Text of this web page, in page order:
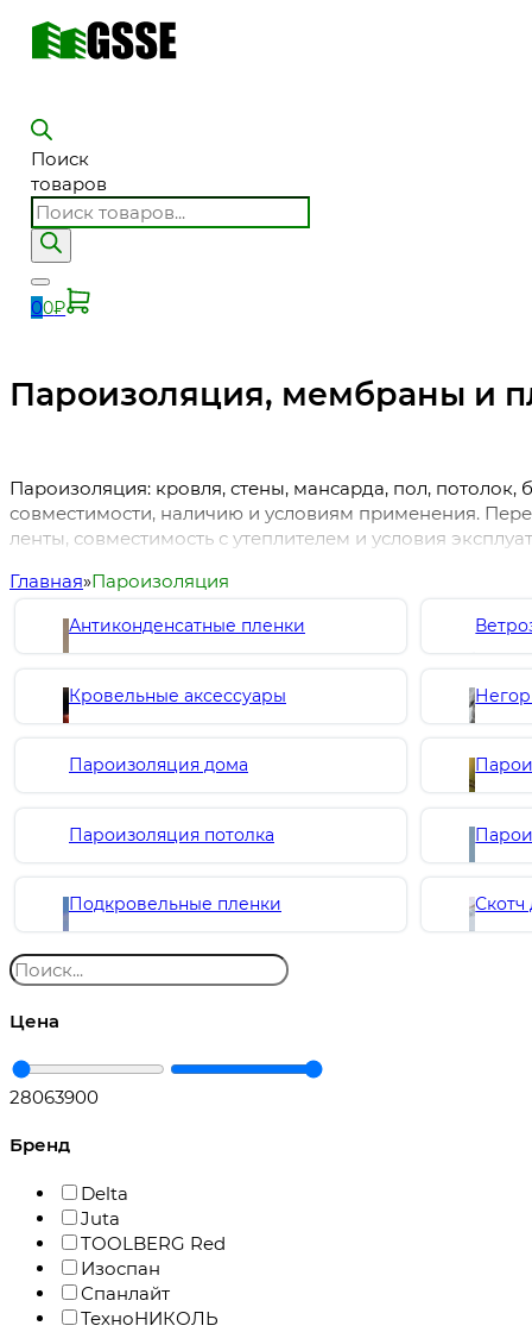
Поиск
товаров
00₽
Пароизоляция, мембраны и
Пароизоляция: кровля, стены, мансарда, пол,
совместимости, наличию и условиям применения.
ленты, совместимость с утеплителем и условия
Главная Пароизоляция
Антиконденсатные пленки
Кровельные аксессуары
Пароизоляция дома
Пароизоляция потолка
Подкровельные пленки
Цена
28063900
Бренд
Delta
Juta
TOOLBERG Red
Изоспан
Спанлайт
ТехноНИКОЛЬ